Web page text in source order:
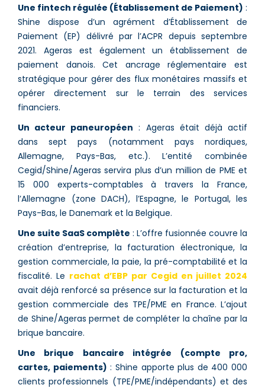
Une fintech régulée (Établissement de Paiement) :
Shine dispose d’un agrément d’Établissement de
Paiement (EP) délivré par l’ACPR depuis septembre
2021. Ageras est également un établissement de
paiement danois. Cet ancrage réglementaire est
stratégique pour gérer des flux monétaires massifs et
opérer directement sur le terrain des services
financiers.
Un acteur paneuropéen : Ageras était déjà actif
dans sept pays (notamment pays nordiques,
Allemagne, Pays-Bas, etc.). L’entité combinée
Cegid/Shine/Ageras servira plus d’un million de PME et
15 000 experts-comptables à travers la France,
l’Allemagne (zone DACH), l’Espagne, le Portugal, les
Pays-Bas, le Danemark et la Belgique.
Une suite SaaS complète : L’offre fusionnée couvre la
création d’entreprise, la facturation électronique, la
gestion commerciale, la paie, la pré-comptabilité et la
fiscalité. Le rachat d’EBP par Cegid en juillet 2024
avait déjà renforcé sa présence sur la facturation et la
gestion commerciale des TPE/PME en France. L’ajout
de Shine/Ageras permet de compléter la chaîne par la
brique bancaire.
Une brique bancaire intégrée (compte pro,
cartes, paiements) : Shine apporte plus de 400 000
clients professionnels (TPE/PME/indépendants) et des